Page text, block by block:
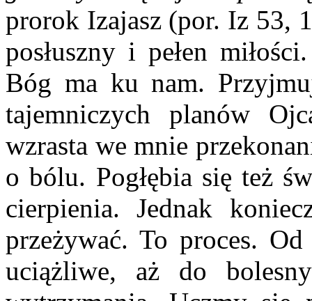
prorok Izajasz (por. Iz 53,
posłuszny i pełen
Bóg ma ku nam.
tajemniczych planów
wzrasta we mnie
o bólu. Pogłębia się też
cierpienia. Jednak
przeżywać. To proces.
uciążliwe, aż do